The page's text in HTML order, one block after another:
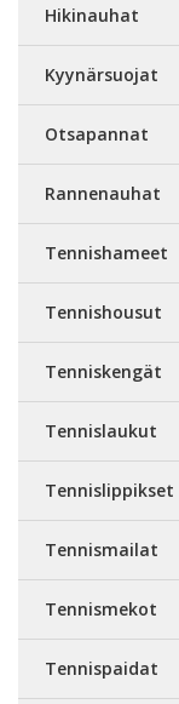
Hikinauhat
Kyynärsuojat
Otsapannat
Rannenauhat
Tennishameet
Tennishousut
Tenniskengät
Tennislaukut
Tennislippikset
Tennismailat
Tennismekot
Tennispaidat